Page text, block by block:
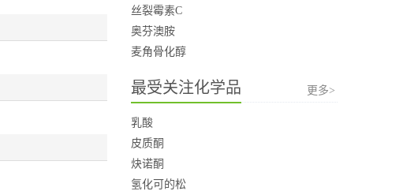
丝裂霉素C
奥芬澳胺
麦角骨化醇
最受关注化学品 更多>
乳酸
皮质酮
炔诺酮
氢化可的松